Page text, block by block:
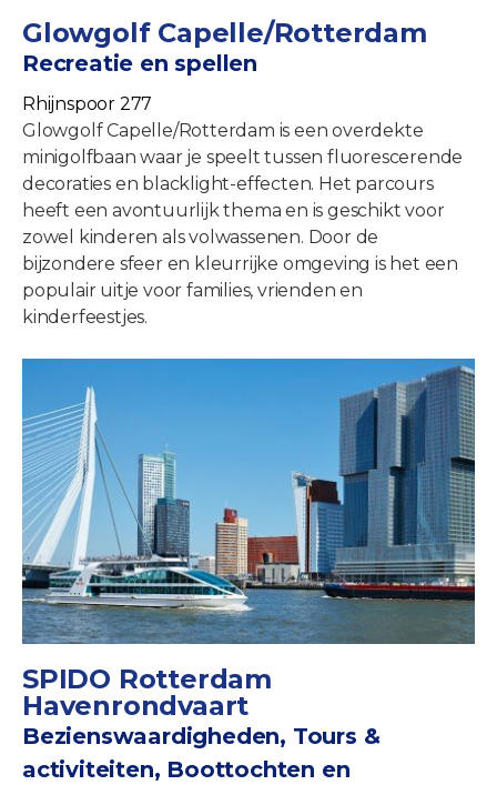
Glowgolf Capelle/Rotterdam
Recreatie en spellen
Rhijnspoor 277
Glowgolf Capelle/Rotterdam is een overdekte
minigolfbaan waar je speelt tussen fluorescerende
decoraties en blacklight-effecten. Het parcours
heeft een avontuurlijk thema en is geschikt voor
zowel kinderen als volwassenen. Door de
bijzondere sfeer en kleurrijke omgeving is het een
populair uitje voor families, vrienden en
kinderfeestjes.
SPIDO Rotterdam
Havenrondvaart
Bezienswaardigheden, Tours &
activiteiten, Boottochten en